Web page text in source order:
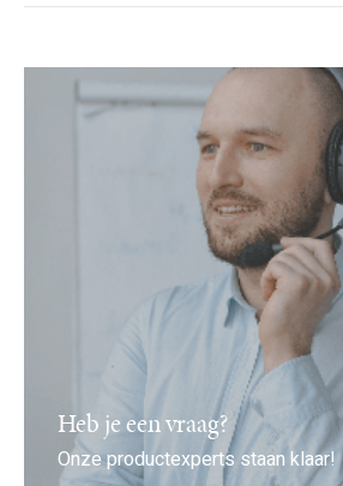
Heb je een vraag?
Onze productexperts staan klaar!